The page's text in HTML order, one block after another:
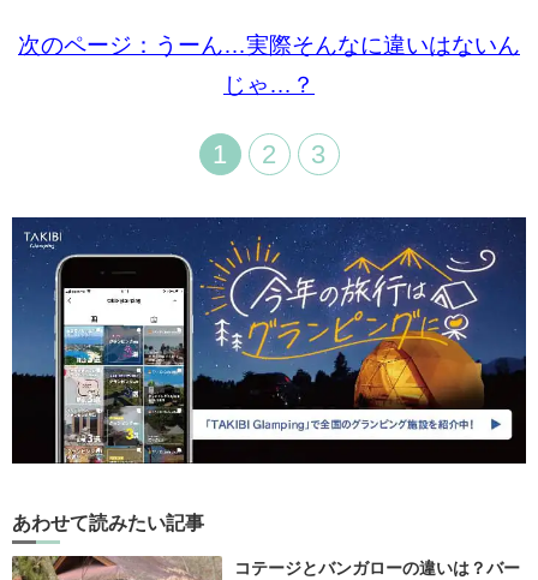
次のページ：うーん…実際そんなに違いはないん
じゃ…？
1 2 3
あわせて読みたい記事
コテージとバンガローの違いは？バー